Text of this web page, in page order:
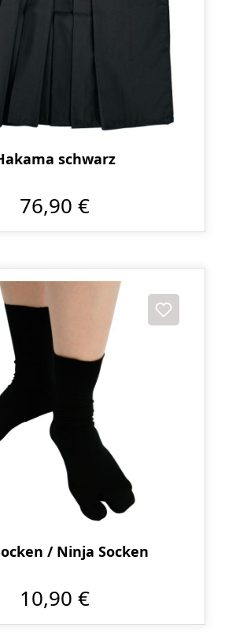
schwarz
76,90 €
/ Ninja Socken
10,90 €